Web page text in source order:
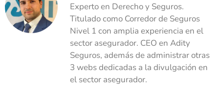
Experto en Derecho y Seguros.
Titulado como Corredor de Seguros
Nivel 1 con amplia experiencia en el
sector asegurador. CEO en Adity
Seguros, además de administrar otras
3 webs dedicadas a la divulgación en
el sector asegurador.